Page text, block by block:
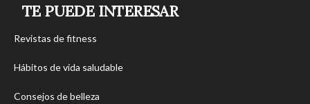
TE PUEDE INTERESAR
Revistas de fitness
Hábitos de vida saludable
Consejos de belleza